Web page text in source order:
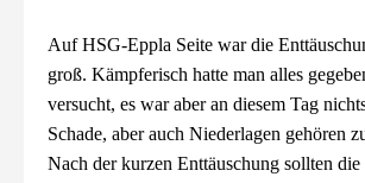
Auf HSG-Eppla Seite war die
groß. Kämpferisch hatte man alles
versucht, es war aber an diesem Tag
Schade, aber auch Niederlagen gehören
Nach der kurzen Enttäuschung sollten die